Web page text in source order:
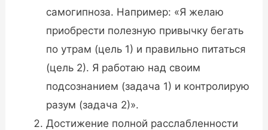
самогипноза. Например: «Я желаю
приобрести полезную привычку бегать
по утрам (цель 1) и правильно питаться
(цель 2). Я работаю над своим
подсознанием (задача 1) и контролирую
разум (задача 2)».
Достижение полной расслабленности